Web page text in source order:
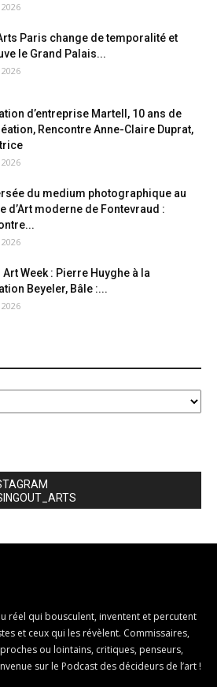
Paris change de temporalité et
le Grand Palais...
d’entreprise Martell, 10 ans de
Rencontre Anne-Claire Duprat,
du medium photographique au
d’Art moderne de Fontevraud :
Art Week : Pierre Huyghe à la
Beyeler, Bâle :...
réel qui bousculent, inventent et percutent
et ceux qui les révèlent. Commissaires,
ou lointains, critiques, penseurs,
sur le Podcast des décideurs de l’art !